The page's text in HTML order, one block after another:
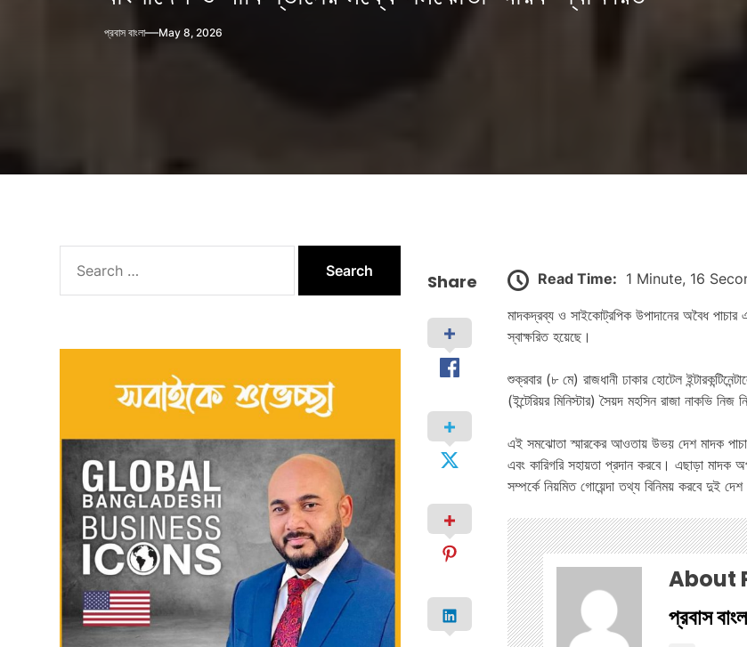
প্রবাস বাংলা May 8, 2026
Share Read Time: 1 Minute, 16
মাদকদ্রব্য ও সাইকোট্রপিক উপাদানের অবৈধ পাচার
স্বাক্ষরিত হয়েছে।
শুক্রবার (৮ মে) রাজধানী ঢাকার হোটেল
(ইন্টেরিয়র মিনিস্টার) সৈয়দ মহসিন রাজা নাকভি
এই সমঝোতা স্মারকের আওতায় উভয় দেশ মাদক
এবং কারিগরি সহায়তা প্রদান করবে। এছাড়া মাদক
সম্পর্কে নিয়মিত গোয়েন্দা তথ্য বিনিময় করবে দুই
About
প্রবাস
for: